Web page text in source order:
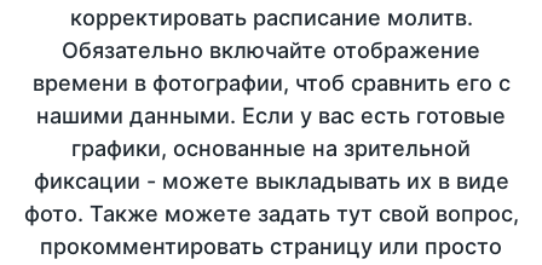
корректировать расписание молитв.
Обязательно включайте отображение
времени в фотографии, чтоб сравнить его с
нашими данными. Если у вас есть готовые
графики, основанные на зрительной
фиксации - можете выкладывать их в виде
фото. Также можете задать тут свой вопрос,
прокомментировать страницу или просто